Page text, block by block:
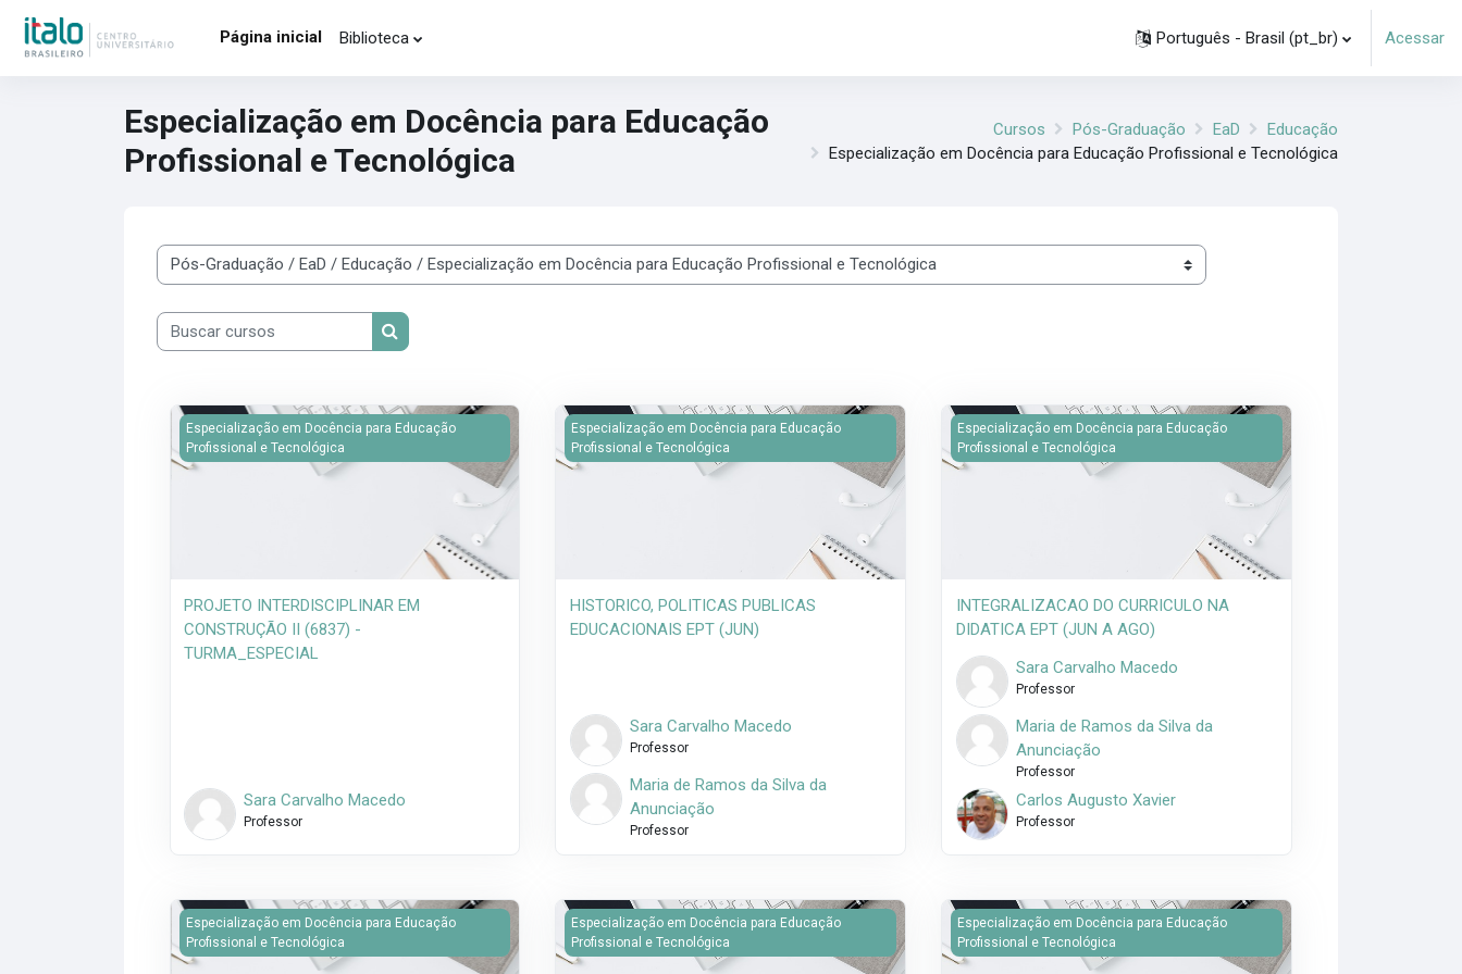
Página inicial
Biblioteca Português - Brasil ‎(pt_br)‎ Acessar
Especialização em Docência para Educação
Profissional e Tecnológica
Cursos Pós-Graduação EaD
Educação
Especialização em Docência para Educação Profissional e Tecnológica
Categorias de Cursos
Buscar cursos
Buscar cursos
Imagem do curso PROJETO INTERDISCIPLINAR EM CONSTRUÇÃO II (6837) - TURMA_ESPECIAL
Especialização em Docência para Educação
Profissional e Tecnológica
PROJETO INTERDISCIPLINAR EM
CONSTRUÇÃO II (6837) -
TURMA_ESPECIAL
Sara Carvalho Macedo
Professor
Imagem do curso HISTORICO, POLITICAS PUBLICAS EDUCACIONAIS EPT (JUN)
Especialização em Docência para Educação
Profissional e Tecnológica
HISTORICO, POLITICAS PUBLICAS
EDUCACIONAIS EPT (JUN)
Sara Carvalho Macedo
Professor
Maria de Ramos da Silva da
Anunciação
Professor
Imagem do curso INTEGRALIZACAO DO CURRICULO NA DIDATICA
Especialização em Docência para Educação
Profissional e Tecnológica
INTEGRALIZACAO DO CURRICULO NA
DIDATICA EPT (JUN A AGO)
Sara Carvalho Macedo
Professor
Maria de Ramos da Silva da
Anunciação
Professor
Carlos Augusto Xavier
Professor
Imagem do curso EDUCACAO NO CONTEXTO CONTEMPORANEO (MAI a JUL)
Especialização em Docência para Educação
Profissional e Tecnológica
Imagem do curso HISTORICO, POLITICAS PUBLICAS EDUCACIONAIS EPT (ABR a JUN)
Especialização em Docência para Educação
Profissional e Tecnológica
Imagem do curso EDUCACAO INCLUSIVA (ABR a JUN)
Especialização em Docência para Educação
Profissional e Tecnológica